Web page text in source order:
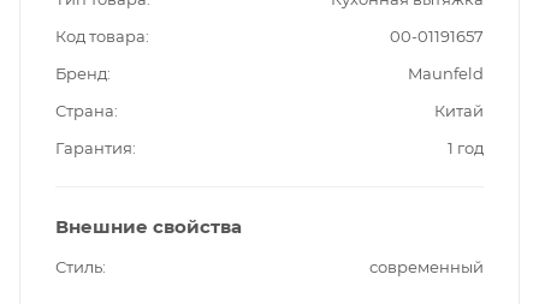
Код товара
00-01191657
Бренд
Maunfeld
Страна
Китай
Гарантия
1 год
Внешние свойства
Стиль современный